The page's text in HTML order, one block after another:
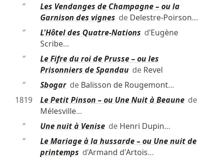
″
Les Vendanges de Champagne – ou la
Garnison des vignes de Delestre-Poirson…
″
L'Hôtel des Quatre-Nations d’Eugène
Scribe…
″
Le Fifre du roi de Prusse – ou les
Prisonniers de Spandaude Revel
″
Sbogarde Balisson de Rougemont…
1819
Le Petit Pinson – ou Une Nuit à Beaunede
Mélesville…
″
Une nuit à Venisede Henri Dupin…
″
Le Mariage à la hussarde – ou Une nuit de
printemps d’Armand d'Artois…